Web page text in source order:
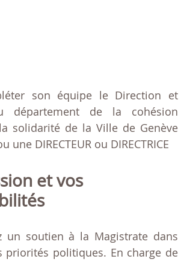
son équipe le Direction et
département de la cohésion
solidarité de la Ville de Genève
une DIRECTEUR ou DIRECTRICE
et vos
un soutien à la Magistrate dans
priorités politiques. En charge de